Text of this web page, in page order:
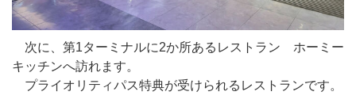
次に、第1ターミナルに2か所あるレストラン ホーミー
キッチンへ訪れます。
プライオリティパス特典が受けられるレストランです。